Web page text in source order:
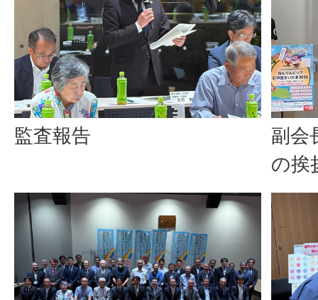
監査報告
副会
の挨